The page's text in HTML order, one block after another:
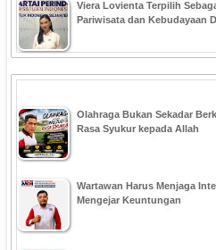
Viera Lovienta Terpilih
Pariwisata dan Kebudayaan
Olahraga Bukan Sekadar
Rasa Syukur kepada Allah
Wartawan Harus Menjaga
Mengejar Keuntungan